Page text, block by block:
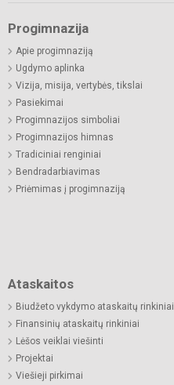
Progimnazija
Apie progimnaziją
Ugdymo aplinka
Vizija, misija, vertybės, tikslai
Pasiekimai
Progimnazijos simboliai
Progimnazijos himnas
Tradiciniai renginiai
Bendradarbiavimas
Priėmimas į progimnaziją
Ataskaitos
Biudžeto vykdymo ataskaitų rinkiniai
Finansinių ataskaitų rinkiniai
Lėšos veiklai viešinti
Projektai
Viešieji pirkimai